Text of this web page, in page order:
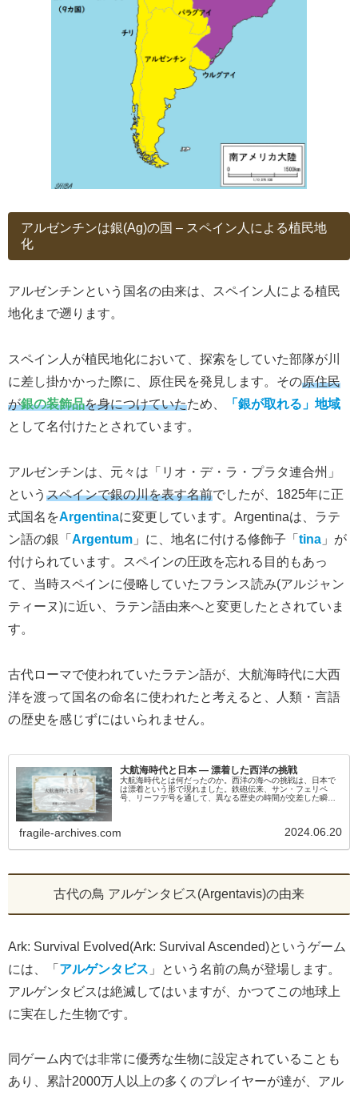
アルゼンチンは銀(Ag)の国 – スペイン人による植民地
化
アルゼンチンという国名の由来は、スペイン人による植民
地化まで遡ります。
スペイン人が植民地化において、探索をしていた部隊が川
に差し掛かかった際に、原住民を発見します。その原住民
が銀の装飾品を身につけていたため、
「銀が取れる」地域
として名付けたとされています。
アルゼンチンは、元々は「リオ・デ・ラ・プラタ連合州」
という スペインで銀の川を表す名前でしたが、1825年に正
式国名をArgentinaに変更しています。Argentinaは、ラテ
ン語の銀「 Argentum 」に、地名に付ける修飾子「 tina 」が
付けられています。スペインの圧政を忘れる目的もあっ
て、当時スペインに侵略していたフランス読み(アルジャン
ティーヌ)に近い、ラテン語由来へと変更したとされていま
す。
古代ローマで使われていたラテン語が、大航海時代に大西
洋を渡って国名の命名に使われたと考えると、人類・言語
の歴史を感じずにはいられません。
大航海時代と日本 ― 漂着した西洋の挑戦
大航海時代とは何だったのか。西洋の海への挑戦は、日本で
は漂着という形で現れました。鉄砲伝来、サン・フェリペ
号、リーフデ号を通して、異なる歴史の時間が交差した瞬間
fragile-archives.com 2024.06.20
古代の鳥 アルゲンタビス(Argentavis)の由来
Ark: Survival Evolved(Ark: Survival Ascended)というゲーム
には、「 アルゲンタビス 」という名前の鳥が登場します。
アルゲンタビスは絶滅してはいますが、かつてこの地球上
に実在した生物です。
同ゲーム内では非常に優秀な生物に設定されていることも
あり、累計2000万人以上の多くのプレイヤーが達が、アル